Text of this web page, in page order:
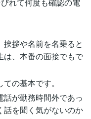
拶や名前を名乗ると
は、本番の面接でもで
の基本です。
が勤務時間外であっ
話を聞く気がないのか